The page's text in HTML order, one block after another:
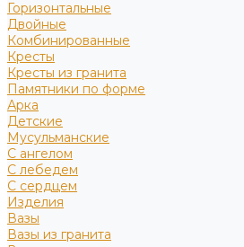
Горизонтальные
Двойные
Комбинированные
Кресты
Кресты из гранита
Памятники по форме
Арка
Детские
Мусульманские
С ангелом
С лебедем
С сердцем
Изделия
Вазы
Вазы из гранита